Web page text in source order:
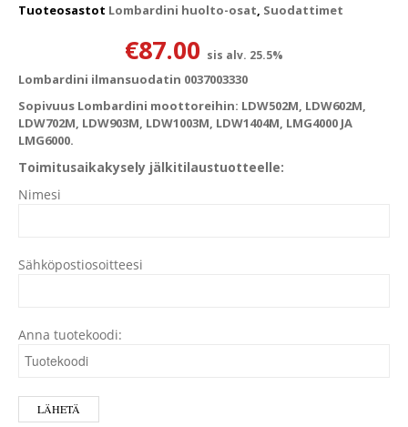
Tuoteosastot Lombardini huolto-osat, Suodattimet
€87.00 sis alv. 25.5%
Lombardini ilmansuodatin 0037003330
Sopivuus Lombardini moottoreihin: LDW502M, LDW602M,
LDW702M, LDW903M, LDW1003M, LDW1404M, LMG4000 JA
LMG6000.
Toimitusaikakysely jälkitilaustuotteelle:
Nimesi
Sähköpostiosoitteesi
Anna tuotekoodi: